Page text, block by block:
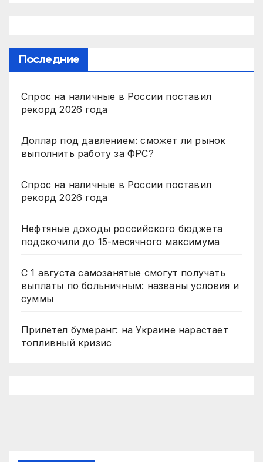
Последние
Спрос на наличные в России поставил
рекорд 2026 года
Доллар под давлением: сможет ли рынок
выполнить работу за ФРС?
Спрос на наличные в России поставил
рекорд 2026 года
Нефтяные доходы российского бюджета
подскочили до 15-месячного максимума
С 1 августа самозанятые смогут получать
выплаты по больничным: названы условия и
суммы
Прилетел бумеранг: на Украине нарастает
топливный кризис